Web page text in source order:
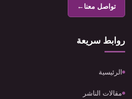
تواصل معنا←
روابط سريعة
الرئيسية
مقالات الناشر